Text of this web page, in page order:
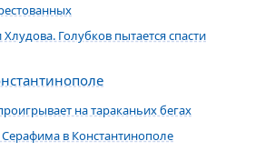
Голубков пытается спасти
на тараканьих бегах
в Константинополе